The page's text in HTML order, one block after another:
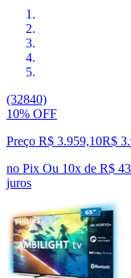
(32840)
10% OFF
Preço R$ 3.959,10R$
no Pix Ou 10x de R$
juros